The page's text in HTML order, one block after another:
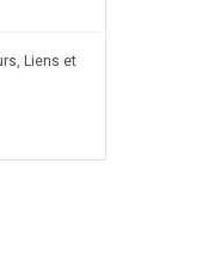
Liens et